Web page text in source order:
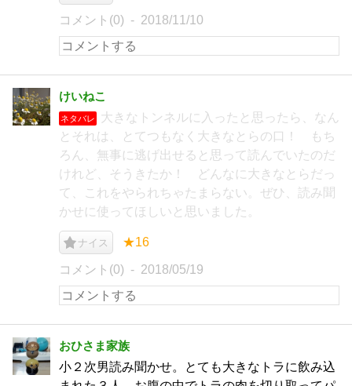
コメント(0) 2018/11/10
けいねこ
ネタバレ
大きなトンネルに入ったと思ったら、なん
とそれは、とてつもなく大きなとらの口！ もち
ろん、無事に逃げ出せると思って読んでいたのだ
けれど、そうきたか！ どんなに大きなとらだっ
て、これをやられちゃたまらない。ぜひ、読み聞
かせに使ってほしいと思いました。
ナイス ★16
コメント(0) 2018/05/19
おひさま家族
小２次男読み聞かせ。とても大きなトラに飲み込